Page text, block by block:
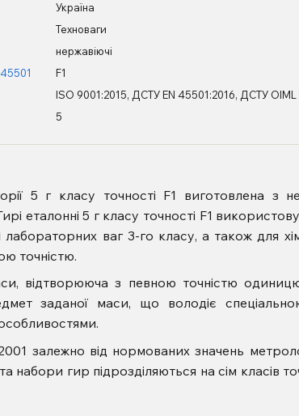
Україна
Техноваги
нержавіючі
F1
ISO 9001:2015, ДСТУ EN 45501:2016, ДСТУ OIML
5
5 г класу точності F1 виготовлена ​​з
еталонні 5 г класу точності F1
лабораторних ваг 3-го класу, а також для
точністю.
відтворююча з певною точністю
заданої маси, що володіє
залежно від нормованих значень
набори гир підрозділяються на сім класів